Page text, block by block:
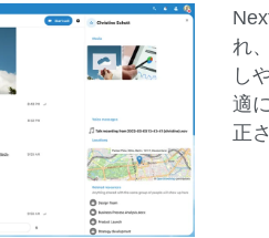
れ
し
適
正